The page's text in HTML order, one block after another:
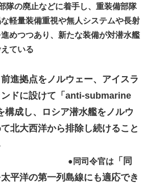
隊の廃止などに着手し、重装備部隊
軽量装備重視や無人システムや長射
めつつあり、新たな装備が対潜水艦
ている
進拠点をノルウェー、アイスラ
ンドに設けて「anti-submarine
成し、ロシア潜水艦をノルウ
北大西洋から排除し続けること
● 同司令官は
「同
平洋の第一列島線にも適応でき